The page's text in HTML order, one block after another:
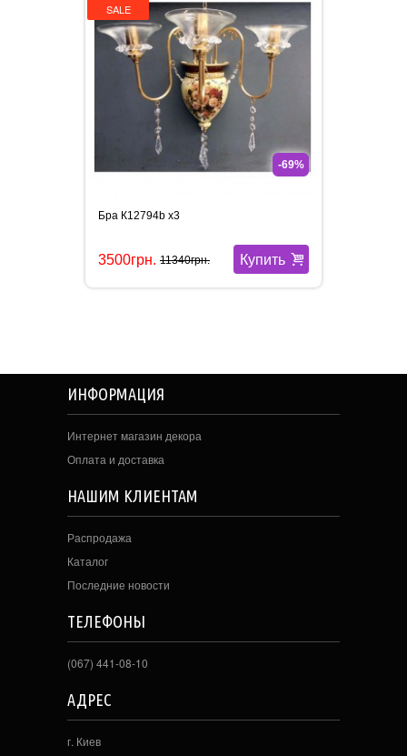
SALE
-69%
Бра К12794b x3
Купить
3500грн. 11340грн.
ИНФОРМАЦИЯ
Интернет магазин декора
Оплата и доставка
НАШИМ КЛИЕНТАМ
Распродажа
Каталог
Последние новости
ТЕЛЕФОНЫ
(067) 441-08-10
АДРЕС
г. Киев